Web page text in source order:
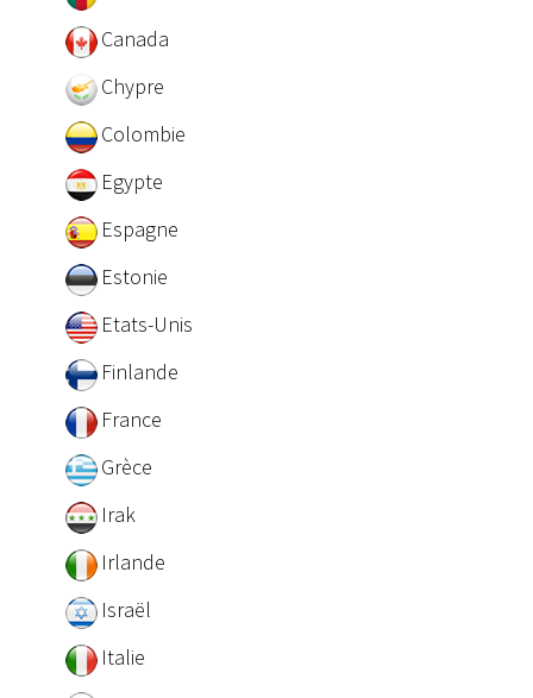
Canada
Chypre
Colombie
Egypte
Espagne
Estonie
Etats-Unis
Finlande
France
Grèce
Irak
Irlande
Israël
Italie